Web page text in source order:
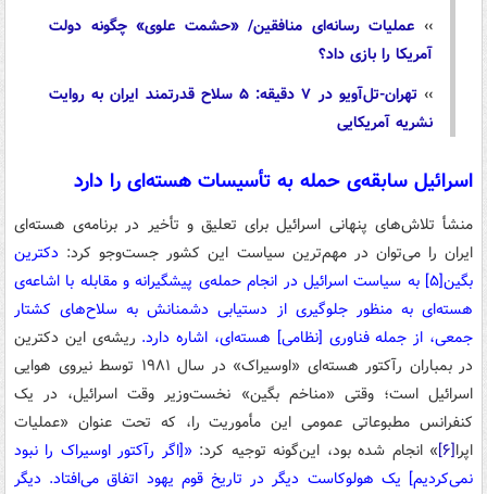
›› عملیات رسانه‌ای منافقین/ «حشمت علوی» چگونه دولت
آمریکا را بازی داد؟
››
تهران-تل‌آویو در ۷ دقیقه: ۵ سلاح قدرتمند ایران به روایت
نشریه آمریکایی
اسرائیل سابقه‌ی حمله به تأسیسات هسته‌ای را دارد
منشأ تلاش‌های پنهانی اسرائیل برای تعلیق و تأخیر در برنامه‌ی هسته‌ای
ایران را می‌توان در مهم‌ترین سیاست این کشور جست‌وجو کرد: دکترین
بگین[۵] به سیاست اسرائیل در انجام حمله‌ی پیشگیرانه و مقابله با اشاعه‌ی
هسته‌ای به منظور جلوگیری از دستیابی دشمنانش به سلاح‌های کشتار
جمعی، از جمله فناوری [نظامی] هسته‌ای، اشاره دارد. ریشه‌ی این دکترین
در بمباران رآکتور هسته‌ای «اوسیراک» در سال ۱۹۸۱ توسط نیروی هوایی
اسرائیل است؛ وقتی «مناخم بگین» نخست‌وزیر وقت اسرائیل، در یک
کنفرانس مطبوعاتی عمومی این مأموریت را، که تحت عنوان «عملیات
اپرا[۶]» انجام شده بود، این‌گونه توجیه کرد: «[اگر رآکتور اوسیراک را نبود
نمی‌کردیم] یک هولوکاست دیگر در تاریخ قوم یهود اتفاق می‌افتاد. دیگر